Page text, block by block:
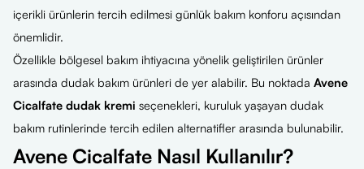
içerikli ürünlerin tercih edilmesi günlük bakım konforu açısından
önemlidir.
Özellikle bölgesel bakım ihtiyacına yönelik geliştirilen ürünler
arasında dudak bakım ürünleri de yer alabilir. Bu noktada Avene
Cicalfate dudak kremi seçenekleri, kuruluk yaşayan dudak
bakım rutinlerinde tercih edilen alternatifler arasında bulunabilir.
Avene Cicalfate Nasıl Kullanılır?